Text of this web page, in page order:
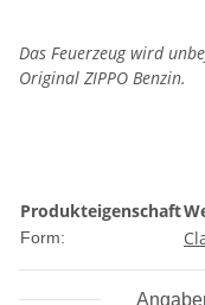
Das Feuerzeug wird
Original ZIPPO Benzin.
Produkteigenschaft
Form: